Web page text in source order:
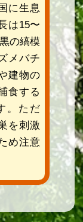
に生息
は15〜
の縞模
メバチ
建物の
食する
。ただ
を刺激
め注意